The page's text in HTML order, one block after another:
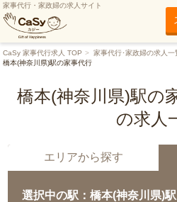
家事代行・家政婦の求人サイト
CaSy 家事代行求人 TOP 家事代行･家政婦の求人一
橋本(神奈川県)駅の家事代行
橋本(神奈川県)駅の
の求人
エリアから探す
選択中の駅：橋本(神奈川県)駅